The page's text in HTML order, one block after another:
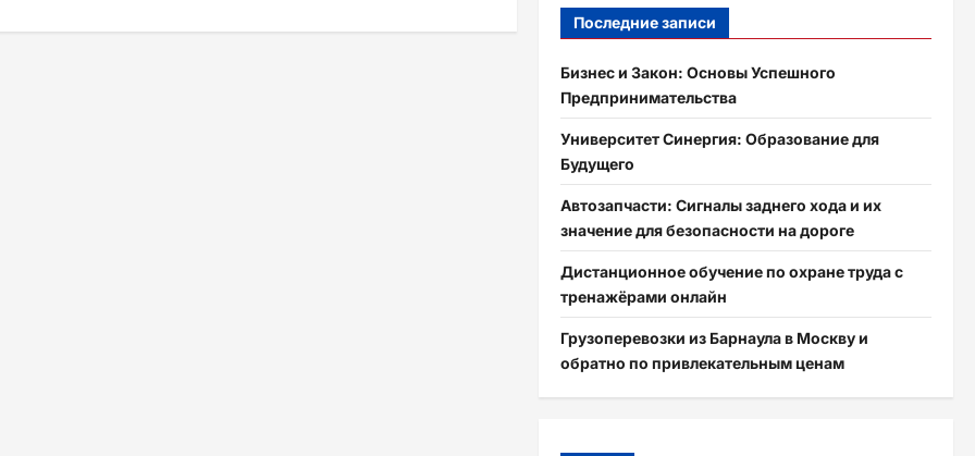
Последние записи
Бизнес и Закон: Основы Успешного
Предпринимательства
Университет Синергия: Образование для
Будущего
Автозапчасти: Сигналы заднего хода и их
значение для безопасности на дороге
Дистанционное обучение по охране труда с
тренажёрами онлайн
Грузоперевозки из Барнаула в Москву и
обратно по привлекательным ценам